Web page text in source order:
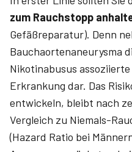
zum Rauchstopp
Gefäßreparatur). Denn
Bauchaortenaneurysma
Nikotinabusus
Erkrankung dar. Das
entwickeln, bleibt nach
Vergleich zu Niemals-
(Hazard Ratio bei